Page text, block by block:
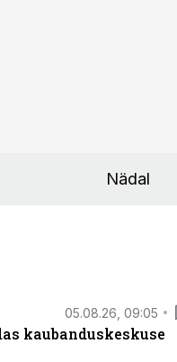
Nädal
05.08.26, 09:05
kaubanduskeskuse